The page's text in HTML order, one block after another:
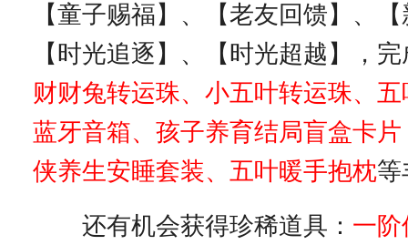
【童子赐福】、【老友回馈】、
【时光追逐】、【时光超越】，
财财兔转运珠、小五叶转运珠、五
蓝牙音箱、孩子养育结局盲盒卡
侠养生安睡套装、五叶暖手抱枕等
还有机会获得珍稀道具： 一